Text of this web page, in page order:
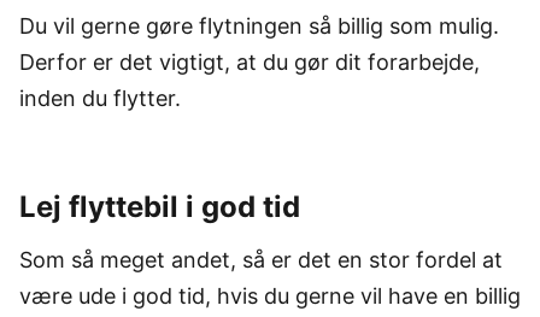
Du vil gerne gøre flytningen så billig som mulig.
Derfor er det vigtigt, at du gør dit forarbejde,
inden du flytter.
Lej flyttebil i god tid
Som så meget andet, så er det en stor fordel at
være ude i god tid, hvis du gerne vil have en billig